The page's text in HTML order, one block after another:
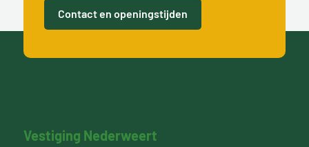
Contact en openingstijden
Vestiging Nederweert